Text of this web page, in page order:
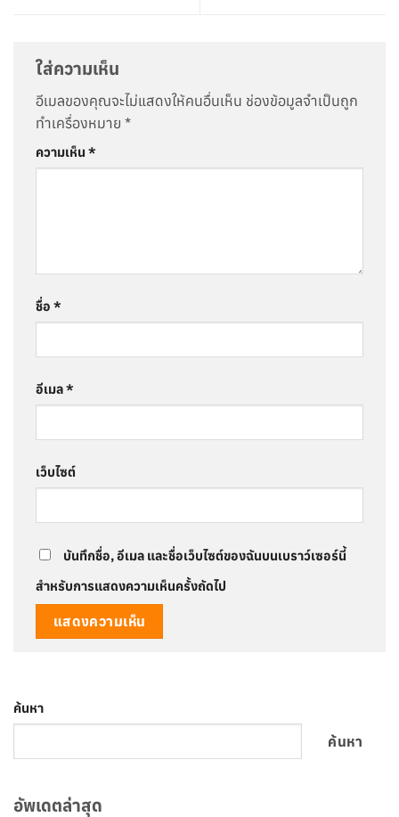
ค้นหา
ค้นหา
อัพเดตล่าสุด
ใส่ความเห็น
อีเมลของคุณจะไม่แสดงให้คนอื่นเห็น ช่องข้อมูลจำเป็นถูก
ทำเครื่องหมาย *
ความเห็น *
ชื่อ *
อีเมล*
เว็บไซต์
บันทึกชื่อ, อีเมล และชื่อเว็บไซต์ของฉันบนเบราว์เซอร์นี้
สำหรับการแสดงความเห็นครั้งถัดไป